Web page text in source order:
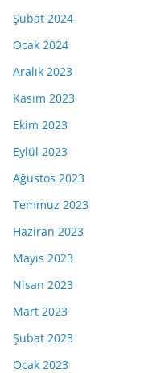
Şubat 2024
Ocak 2024
Aralık 2023
Kasım 2023
Ekim 2023
Eylül 2023
Ağustos 2023
Temmuz 2023
Haziran 2023
Mayıs 2023
Nisan 2023
Mart 2023
Şubat 2023
Ocak 2023